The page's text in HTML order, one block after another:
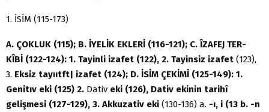
1. İSİM (115-173)
A. ÇOKLUK (115); B. İYELİK EKLERİ (116-121); C. ÎZAFEJ TER-
KÎBİ (122-124): 1. Tayinli izafet (122), 2. Tayinsiz izafet (123),
3. Eksiz tayııtft| izafet (124); D. İSİM ÇEKİMİ (125-149): 1.
Genitıv eki (125) 2. Dativ eki (126), Dativ ekinin tarihî
gelişmesi (127-129), 3. Akkuzativ eki (130-136) a. -ı, i (13 b. -n